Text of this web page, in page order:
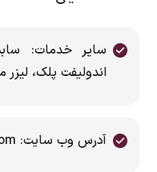
سایر خدمات:
اندولیفت پلک، لیزر
آدرس وب سایت: www.dr-lotfi.com